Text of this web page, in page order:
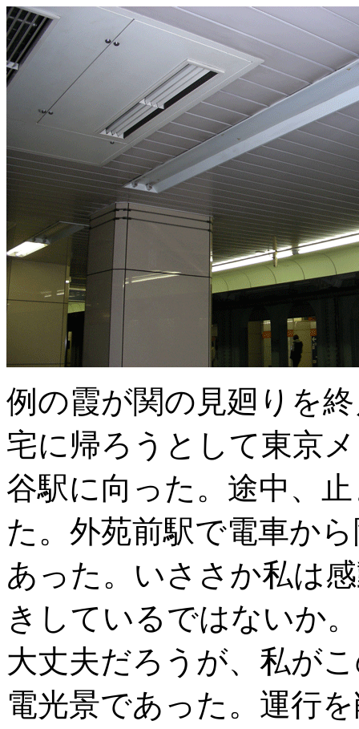
例の霞が関の見廻りを
宅に帰ろうとして東京
谷駅に向った。途中、
た。外苑前駅で電車か
あった。いささか私は
きしているではないか
大丈夫だろうが、私が
電光景であった。運行